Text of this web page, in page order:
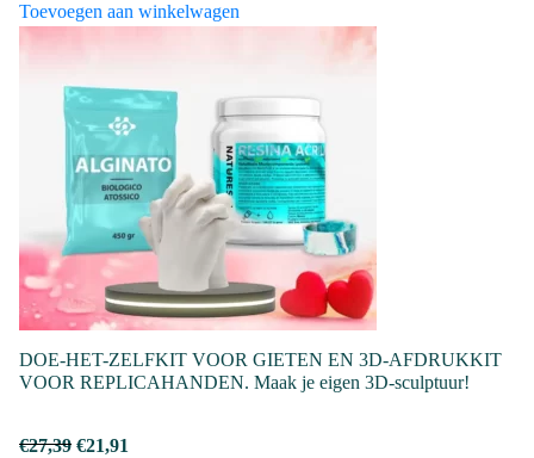
Toevoegen aan winkelwagen
DOE-HET-ZELFKIT VOOR GIETEN EN 3D-AFDRUKKIT
VOOR REPLICAHANDEN. Maak je eigen 3D-sculptuur!
€27,39 Oorspronkelijke
€21,91